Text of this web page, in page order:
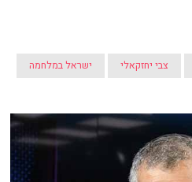
צבי יחזקאלי ישראל במלחמה